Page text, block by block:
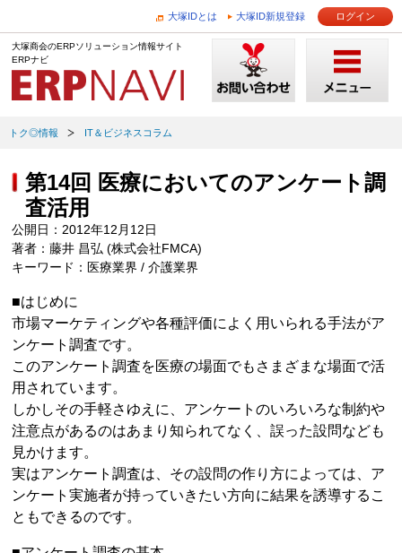
大塚IDとは 大塚ID新規登録 ログイン
大塚商会のERPソリューション情報サイト
ERPナビ
トク◎情報 IT＆ビジネスコラム
第14回 医療においてのアンケート調
査活用
公開日：2012年12月12日
著者：藤井 昌弘 (株式会社FMCA)
キーワード：医療業界 / 介護業界
■はじめに
市場マーケティングや各種評価によく用いられる手法がア
ンケート調査です。
このアンケート調査を医療の場面でもさまざまな場面で活
用されています。
しかしその手軽さゆえに、アンケートのいろいろな制約や
注意点があるのはあまり知られてなく、誤った設問なども
見かけます。
実はアンケート調査は、その設問の作り方によっては、ア
ンケート実施者が持っていきたい方向に結果を誘導するこ
ともできるのです。